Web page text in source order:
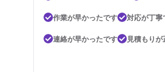
作業が早かったです
対応が丁寧
連絡が早かったです
見積もり